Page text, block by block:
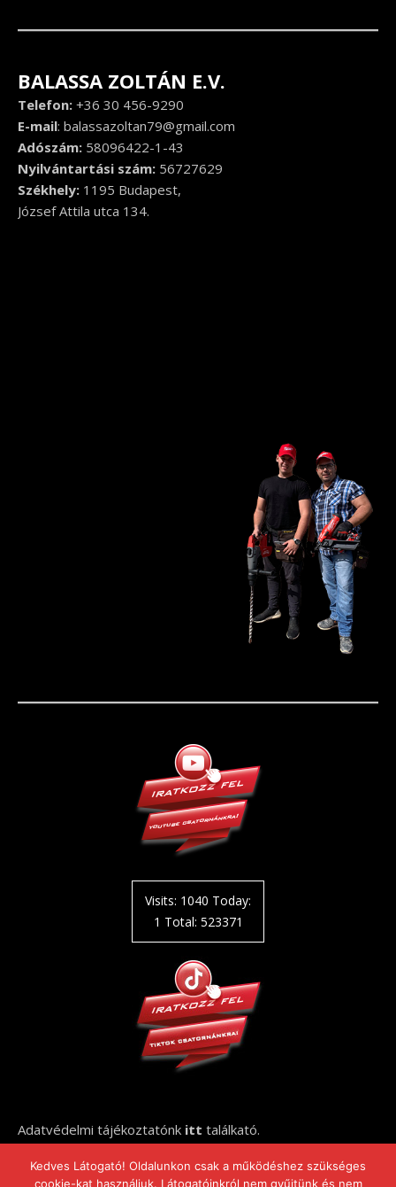
BALASSA ZOLTÁN E.V.
Telefon: +36 30 456-9290
E-mail: balassazoltan79@gmail.com
Adószám: 58096422-1-43
Nyilvántartási szám: 56727629
Székhely: 1195 Budapest,
József Attila utca 134.
Visits: 1040 Today:
1 Total: 523371
Adatvédelmi tájékoztatónk itt találkató.
Kedves Látogató! Oldalunkon csak a működéshez szükséges
cookie-kat használjuk. Látogatóinkról nem gyűjtünk és nem